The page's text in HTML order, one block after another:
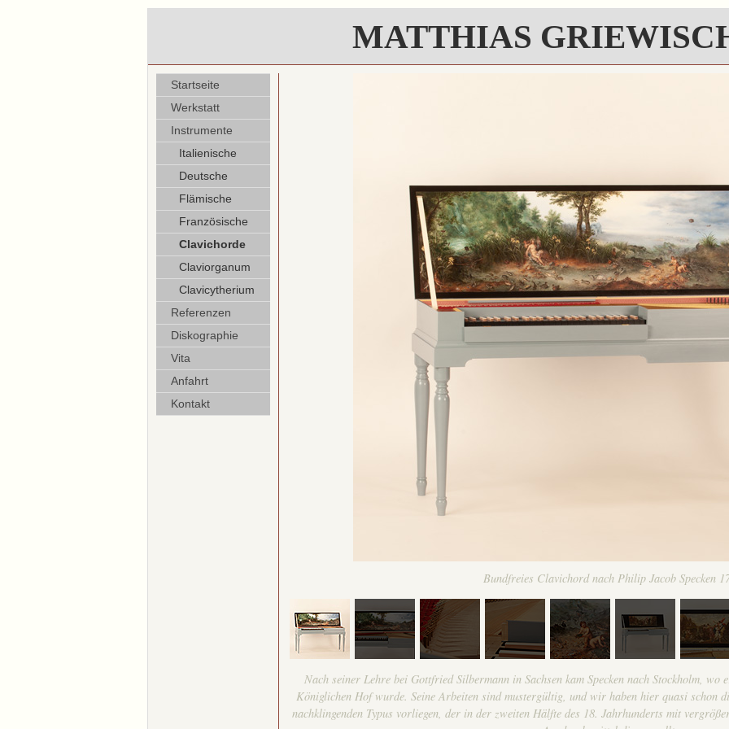
MATTHIAS
Bundfreies Clavichord nach Philip Jacob Specken
Nach seiner Lehre bei Gottfried Silbermann in Sachsen kam Specken nach Stockholm,
Königlichen Hof wurde. Seine Arbeiten sind mustergültig, und wir haben hier quasi schon
nachklingenden Typus vorliegen, der in der zweiten Hälfte des 18. Jahrhunderts mit
Startseite
Werkstatt
Instrumente
Italienische
Deutsche
Flämische
Französische
Clavichorde
Claviorganum
Clavicytherium
Referenzen
Diskographie
Vita
Anfahrt
Kontakt